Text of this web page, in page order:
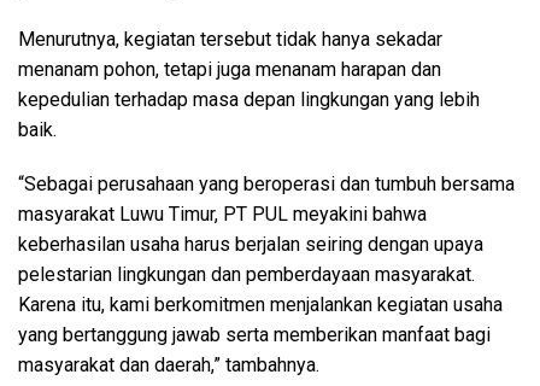
Menurutnya, kegiatan tersebut tidak hanya sekadar
menanam pohon, tetapi juga menanam harapan dan
kepedulian terhadap masa depan lingkungan yang lebih
baik.
“Sebagai perusahaan yang beroperasi dan tumbuh bersama
masyarakat Luwu Timur, PT PUL meyakini bahwa
keberhasilan usaha harus berjalan seiring dengan upaya
pelestarian lingkungan dan pemberdayaan masyarakat.
Karena itu, kami berkomitmen menjalankan kegiatan usaha
yang bertanggung jawab serta memberikan manfaat bagi
masyarakat dan daerah,” tambahnya.